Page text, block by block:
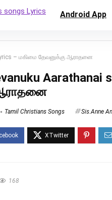
Android App
– மகிமை தேவனுக்கு ஆராதனை
Aarathanai
Tamil Christians Songs Sis.Anne
168